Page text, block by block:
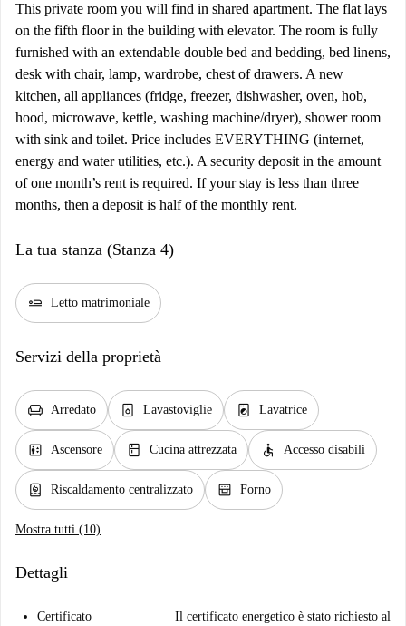
This private room you will find in shared apartment. The flat lays
on the fifth floor in the building with elevator. The room is fully
furnished with an extendable double bed and bedding, bed linens,
desk with chair, lamp, wardrobe, chest of drawers. A new
kitchen, all appliances (fridge, freezer, dishwasher, oven, hob,
hood, microwave, kettle, washing machine/dryer), shower room
with sink and toilet. Price includes EVERYTHING (internet,
energy and water utilities, etc.). A security deposit in the amount
of one month’s rent is required. If your stay is less than three
months, then a deposit is half of the monthly rent.
La tua stanza (Stanza 4)
airline_seat_flat Letto matrimoniale
Servizi della proprietà
chair Arredato dishwasher_gen Lavastoviglie local_laundry_service Lavatrice
elevator Ascensore kitchen Cucina attrezzata accessible Accesso disabili
water_heater Riscaldamento centralizzato oven_gen Forno
Mostra tutti (10)
Dettagli
Certificato
Il certificato energetico è stato richiesto al